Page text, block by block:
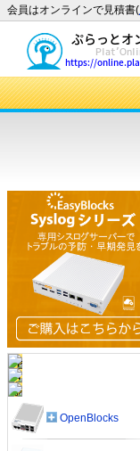
会員はオンラインで見積書(
OpenBlocks